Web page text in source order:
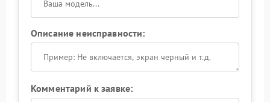
Описание неисправности:
Комментарий к заявке: